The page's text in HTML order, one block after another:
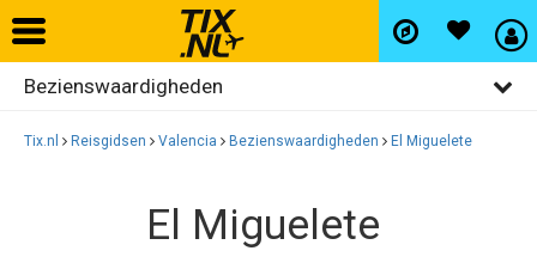
Home
Bezienswaardigheden
Algemeen
Tix.nl Reisgidsen Valencia Bezienswaardigheden El Miguelete
El Miguelete